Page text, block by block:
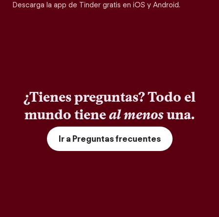
Descarga la app de Tinder gratis en iOS y Android.
¿Tienes preguntas? Todo el
mundo tieneal menosuna.
Ir a Preguntas frecuentes